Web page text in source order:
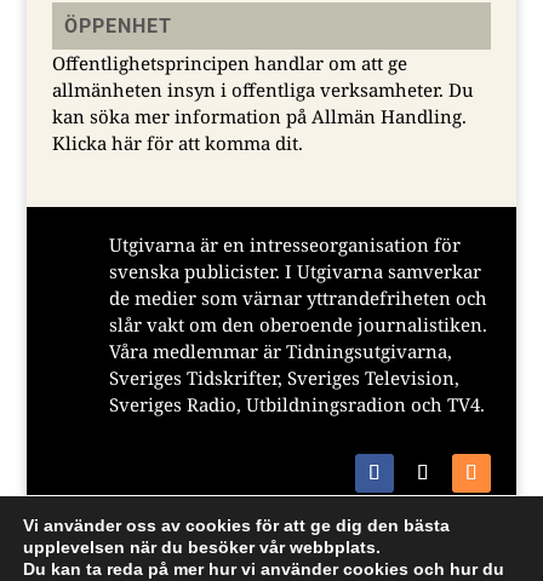
ÖPPENHET
Offentlighetsprincipen handlar om att ge
allmänheten insyn i offentliga verksamheter. Du
kan söka mer information på Allmän Handling.
Klicka här för att komma dit.
Utgivarna är en intresseorganisation för
svenska publicister. I Utgivarna samverkar
de medier som värnar yttrandefriheten och
slår vakt om den oberoende journalistiken.
Våra medlemmar är Tidningsutgivarna,
Sveriges Tidskrifter, Sveriges Television,
Sveriges Radio, Utbildningsradion och TV4.
Vi använder oss av cookies för att ge dig den bästa
upplevelsen när du besöker vår webbplats.
Du kan ta reda på mer hur vi använder cookies och hur du